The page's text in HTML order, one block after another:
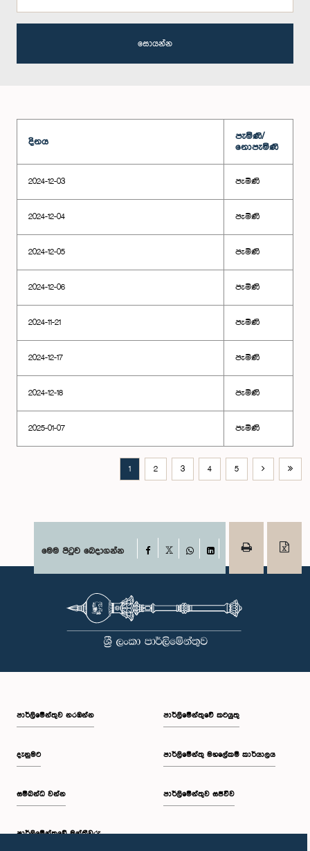
සොයන්න
දිනය
පැමිණි/
නොපැමිණි
2024-12-03 පැමිණි
2024-12-04 පැමිණි
2024-12-05 පැමිණි
2024-12-06 පැමිණි
2024-11-21 පැමිණි
2024-12-17 පැමිණි
2024-12-18 පැමිණි
2025-01-07 පැමිණි
1 2 3 4 5
මෙම පිටුව බෙදාගන්න Facebook
WhatsAppLinkedIn
පාර්ලි‌මේන්තුව නරඹන්න
දැනුමට
සම්බන්ධ වන්න
පාර්ලි‌මේන්තුවේ මන්ත්‍රීවරු
පාර්ලිමේන්තුවේ කටයුතු
පාර්ලිමේන්තු මහලේකම් කාර්යාලය
පාර්ලිමේන්තුව සජීවීව